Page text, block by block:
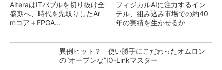
AlteraはITバブルを切り抜け全
盛期へ、時代を先取りしたAr
mコア＋FPGA...
フィジカルAIに注力するイン
テル、組み込み市場での約40
年の実績を生かせるか
異例ヒット？ 使い勝手にこだわったオムロン
の“オープンな”IO-Linkマスター